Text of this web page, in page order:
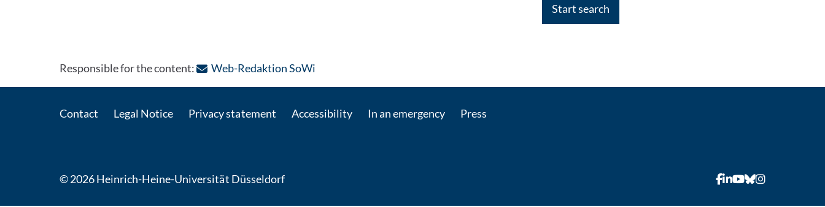
Responsible for the content: Web-Redaktion SoWi: Contact by e-mail
Contact Legal Notice Privacy statement Accessibility In an emergency Press
© 2026 Heinrich-Heine-Universität Düsseldorf